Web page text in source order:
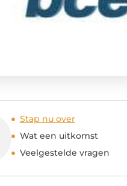
Stap nu over
Wat een uitkomst
Veelgestelde vragen